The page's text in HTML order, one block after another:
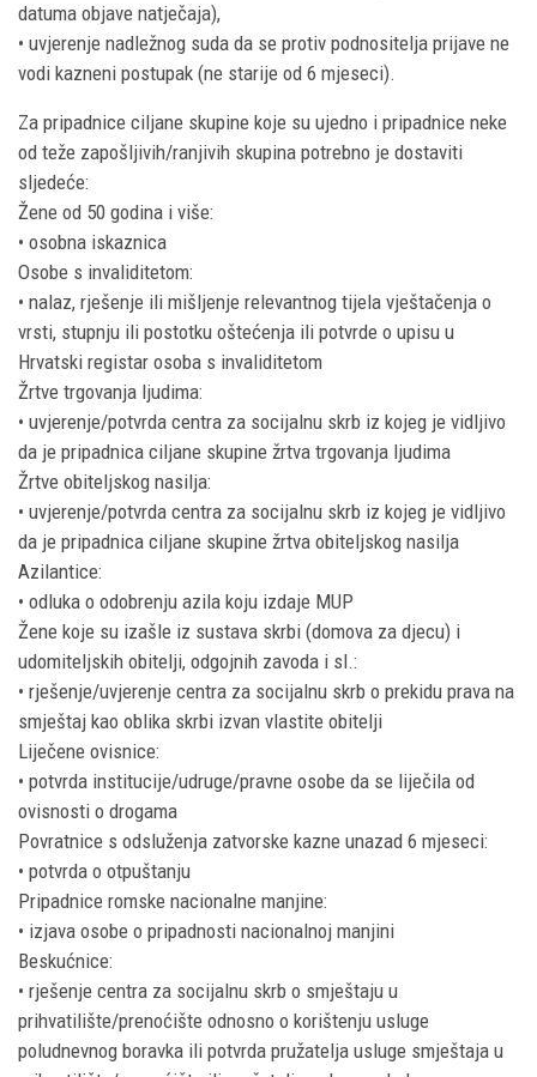
datuma objave natječaja),
• uvjerenje nadležnog suda da se protiv podnositelja prijave ne
vodi kazneni postupak (ne starije od 6 mjeseci).
Za pripadnice ciljane skupine koje su ujedno i pripadnice neke
od teže zapošljivih/ranjivih skupina potrebno je dostaviti
sljedeće:
Žene od 50 godina i više:
• osobna iskaznica
Osobe s invaliditetom:
• nalaz, rješenje ili mišljenje relevantnog tijela vještačenja o
vrsti, stupnju ili postotku oštećenja ili potvrde o upisu u
Hrvatski registar osoba s invaliditetom
Žrtve trgovanja ljudima:
• uvjerenje/potvrda centra za socijalnu skrb iz kojeg je vidljivo
da je pripadnica ciljane skupine žrtva trgovanja ljudima
Žrtve obiteljskog nasilja:
• uvjerenje/potvrda centra za socijalnu skrb iz kojeg je vidljivo
da je pripadnica ciljane skupine žrtva obiteljskog nasilja
Azilantice:
• odluka o odobrenju azila koju izdaje MUP
Žene koje su izašle iz sustava skrbi (domova za djecu) i
udomiteljskih obitelji, odgojnih zavoda i sl.:
• rješenje/uvjerenje centra za socijalnu skrb o prekidu prava na
smještaj kao oblika skrbi izvan vlastite obitelji
Liječene ovisnice:
• potvrda institucije/udruge/pravne osobe da se liječila od
ovisnosti o drogama
Povratnice s odsluženja zatvorske kazne unazad 6 mjeseci:
• potvrda o otpuštanju
Pripadnice romske nacionalne manjine:
• izjava osobe o pripadnosti nacionalnoj manjini
Beskućnice:
• rješenje centra za socijalnu skrb o smještaju u
prihvatilište/prenoćište odnosno o korištenju usluge
poludnevnog boravka ili potvrda pružatelja usluge smještaja u